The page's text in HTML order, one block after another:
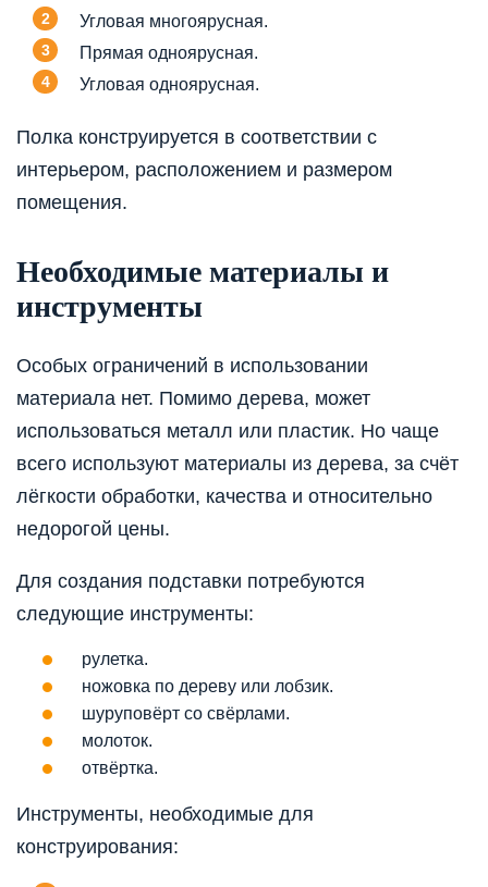
Угловая многоярусная.
Прямая одноярусная.
Угловая одноярусная.
Полка конструируется в соответствии с
интерьером, расположением и размером
помещения.
Необходимые материалы и
инструменты
Особых ограничений в использовании
материала нет. Помимо дерева, может
использоваться металл или пластик. Но чаще
всего используют материалы из дерева, за счёт
лёгкости обработки, качества и относительно
недорогой цены.
Для создания подставки потребуются
следующие инструменты:
рулетка.
ножовка по дереву или лобзик.
шуруповёрт со свёрлами.
молоток.
отвёртка.
Инструменты, необходимые для
конструирования: